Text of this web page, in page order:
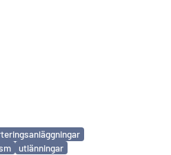
utlänningar